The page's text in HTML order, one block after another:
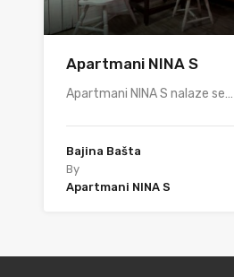
Apartmani NINA S
Apartmani NINA S nalaze se…
Bajina Bašta
By
Apartmani NINA S